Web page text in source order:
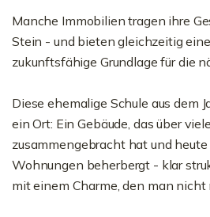
Manche Immobilien tragen ihre
Stein - und bieten gleichzeitig
zukunftsfähige Grundlage für die
Diese ehemalige Schule aus dem
ein Ort: Ein Gebäude, das über
zusammengebracht hat und
Wohnungen beherbergt - klar
mit einem Charme, den man nicht